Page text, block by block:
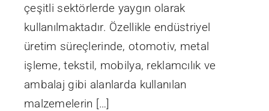
çeşitli sektörlerde yaygın olarak
kullanılmaktadır. Özellikle endüstriyel
üretim süreçlerinde, otomotiv, metal
işleme, tekstil, mobilya, reklamcılık ve
ambalaj gibi alanlarda kullanılan
malzemelerin […]